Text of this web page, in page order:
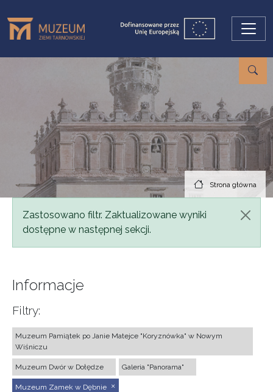
Strona główna
Komunikat
Zastosowano filtr. Zaktualizowane wyniki
dostępne w następnej sekcji.
Informacje
Filtry:
Muzeum Pamiątek po Janie Matejce "Koryznówka" w Nowym
Wiśniczu
Muzeum Dwór w Dołędze Galeria "Panorama"
Muzeum Zamek w Dębnie